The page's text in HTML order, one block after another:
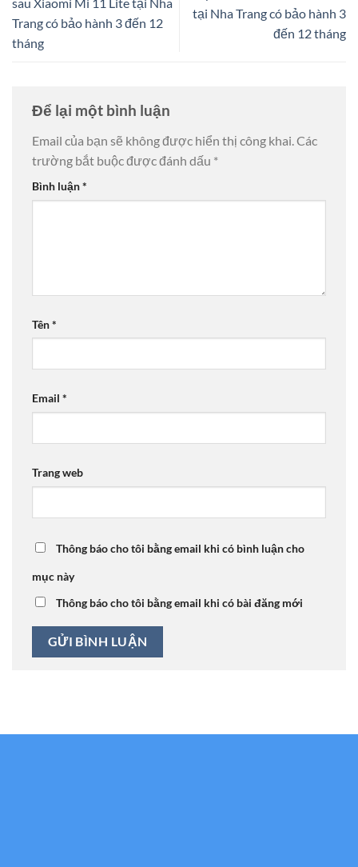
Trang có bảo hành 3 đến 12
tháng
tại Nha Trang có bảo hành 3
đến 12 tháng
Để lại một bình luận
Email của bạn sẽ không được hiển thị công khai. Các
trường bắt buộc được đánh dấu *
Bình luận*
Tên*
Email *
Trang web
Thông báo cho tôi bằng email khi có bình luận cho
mục này
Thông báo cho tôi bằng email khi có bài đăng mới